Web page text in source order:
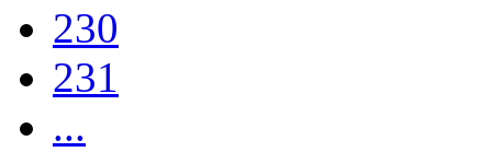
230
231
...